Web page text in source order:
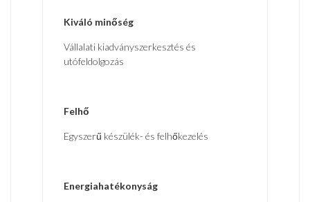
Kiváló minőség
Vállalati kiadványszerkesztés és
utófeldolgozás
Felhő
Egyszerű készülék- és felhőkezelés
Energiahatékonyság